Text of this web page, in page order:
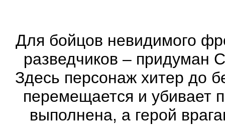
Для бойцов невидимого
разведчиков – придуман
Здесь персонаж хитер до
перемещается и убивает
выполнена, а герой